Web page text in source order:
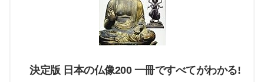
決定版 日本の仏像200 一冊ですべてがわかる!